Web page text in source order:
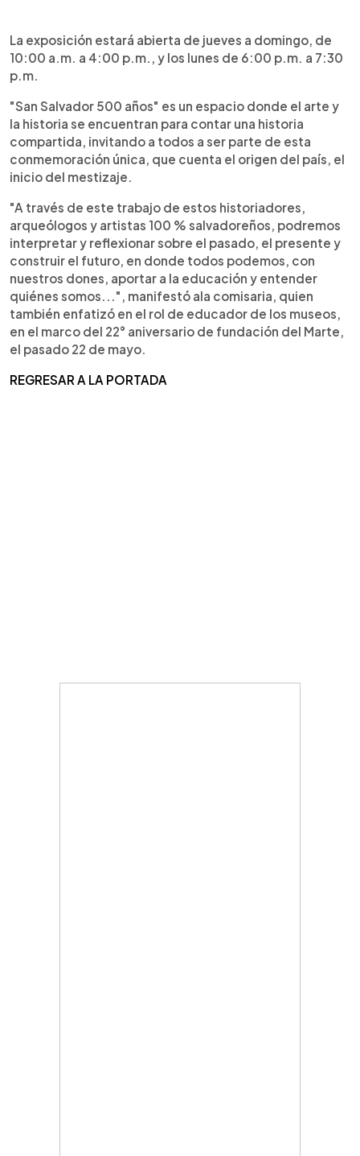
La exposición estará abierta de jueves a domingo, de
10:00 a.m. a 4:00 p.m., y los lunes de 6:00 p.m. a 7:30
p.m.
"San Salvador 500 años" es un espacio donde el arte y
la historia se encuentran para contar una historia
compartida, invitando a todos a ser parte de esta
conmemoración única, que cuenta el origen del país, el
inicio del mestizaje.
"A través de este trabajo de estos historiadores,
arqueólogos y artistas 100 % salvadoreños, podremos
interpretar y reflexionar sobre el pasado, el presente y
construir el futuro, en donde todos podemos, con
nuestros dones, aportar a la educación y entender
quiénes somos...", manifestó ala comisaria, quien
también enfatizó en el rol de educador de los museos,
en el marco del 22° aniversario de fundación del Marte,
el pasado 22 de mayo.
REGRESAR A LA PORTADA